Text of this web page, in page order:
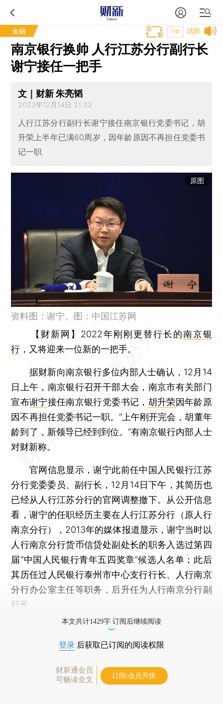
金融 试听
T中
南京银行换帅 人行江苏分行副行长
谢宁接任一把手
文｜财新 朱亮韬
2023年12月14日 21:32
人行江苏分行副行长谢宁接任南京银行党委书记，胡
升荣上半年已满60周岁，因年龄原因不再担任党委书
记一职
原图
资料图：谢宁。图：中国江苏网
【财新网】 2022年刚刚更替行长的南京银
行 ，又将迎来一位新的一把手。
据财新向南京银行多位内部人士确认，12月14
日上午，南京银行召开干部大会，南京市有关部门
宣布谢宁接任南京银行党委书记， 胡升荣因年龄原
因不再担任党委书记一职。“上午刚开完会，胡董年
龄到了，新领导已经到到位。”有南京银行内部人士
对财新称。
官网信息显示，谢宁此前任中国人民银行江苏
分行党委委员、副行长，12月14日下午，其简历也
已经从人行江苏分行的官网调整撤下。从公开信息
看，谢宁的任职经历主要在人行江苏分行（原人行
南京分行），2013年的媒体报道显示，谢宁当时以
人行南京分行货币信贷处副处长的职务入选过第四
届“中国人民银行青年五四奖章”候选人名单；此后
其历任过人民银行泰州市中心支行行长、人行南京
分行办公室主任等职务，后升任为人行南京分行副
行长。
本文共计1429字 订阅后继续阅读
登录 后获取已订阅的阅读权限
财新通会员
可畅读全文
订阅/会员升级